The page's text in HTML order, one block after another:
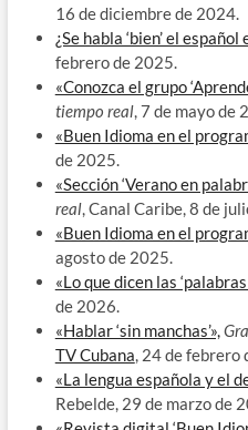
16 de diciembre de 2024.
¿Se habla ‘bien’ el español
febrero de 2025.
«Conozca el grupo
tiempo real, 7 de mayo de
«Buen Idioma en el
de 2025.
«Sección ‘Verano en
real, Canal Caribe, 8 de
«Buen Idioma en el
agosto de 2025.
«Lo que dicen las ‘palabras
de 2026.
«Hablar ‘sin manchas’»,
TV Cubana, 24 de febrero
«La lengua española y el
Rebelde, 29 de marzo de